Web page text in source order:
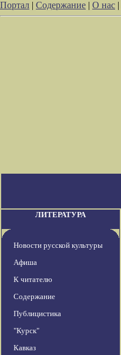
Портал | Содержание | О нас |
ЛИТЕРАТУРА
Новости русской культуры
Афиша
К читателю
Содержание
Публицистика
"Курск"
Кавказ